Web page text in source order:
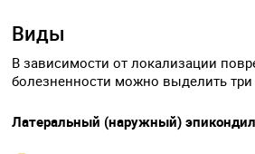
Виды
В зависимости от локализации
болезненности можно выделить
Латеральный (наружный)